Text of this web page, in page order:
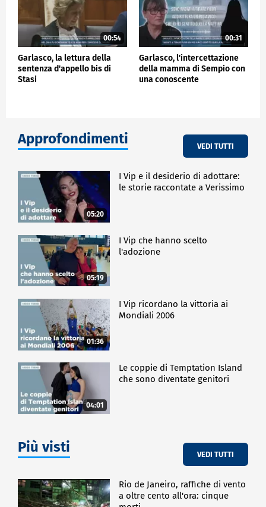
00:54
Garlasco, la lettura della
sentenza d'appello bis di
Stasi
00:31
Garlasco, l'intercettazione
della mamma di Sempio con
una conoscente
Approfondimenti VEDI TUTTI
05:20
I Vip e il desiderio di adottare:
le storie raccontate a Verissimo
05:19
I Vip che hanno scelto
l'adozione
01:36
I Vip ricordano la vittoria ai
Mondiali 2006
04:01
Le coppie di Temptation Island
che sono diventate genitori
Più visti VEDI TUTTI
Rio de Janeiro, raffiche di vento
a oltre cento all'ora: cinque